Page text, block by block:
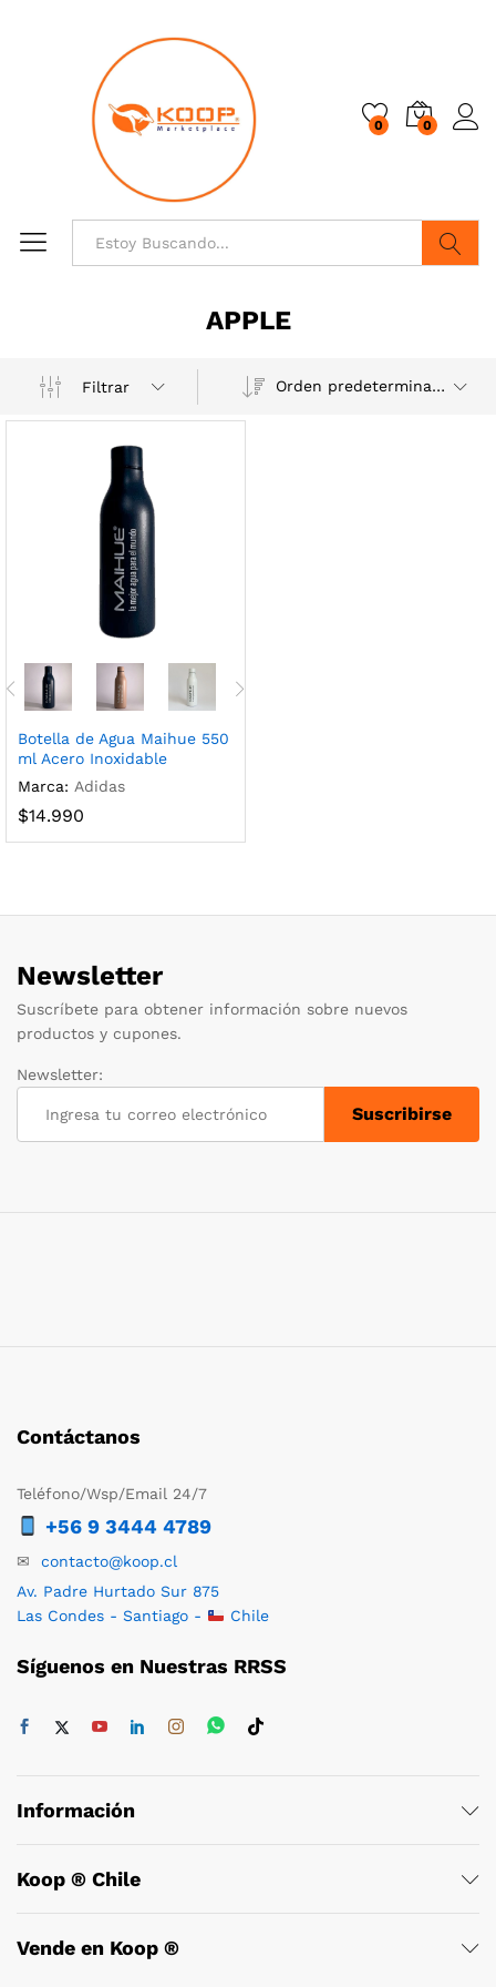
0 0
APPLE
Filtrar Orden predeterminado
Botella de Agua Maihue 550
ml Acero Inoxidable
Marca: Adidas
$14.990
Newsletter
Suscríbete para obtener información sobre nuevos
productos y cupones.
Newsletter:
Contáctanos
Teléfono/Wsp/Email 24/7
+56 9 3444 4789
✉ contacto@koop.cl
Av. Padre Hurtado Sur 875
Las Condes - Santiago -
Chile
Síguenos en Nuestras RRSS
Información
Koop ® Chile
Vende en Koop ®